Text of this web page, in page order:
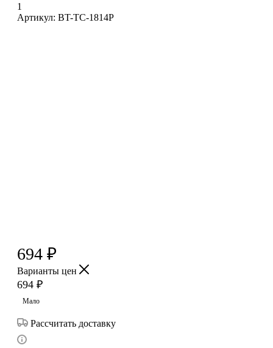
1
Артикул: BT-TC-1814P
694 ₽
Варианты цен
694 ₽
Мало
Рассчитать доставку